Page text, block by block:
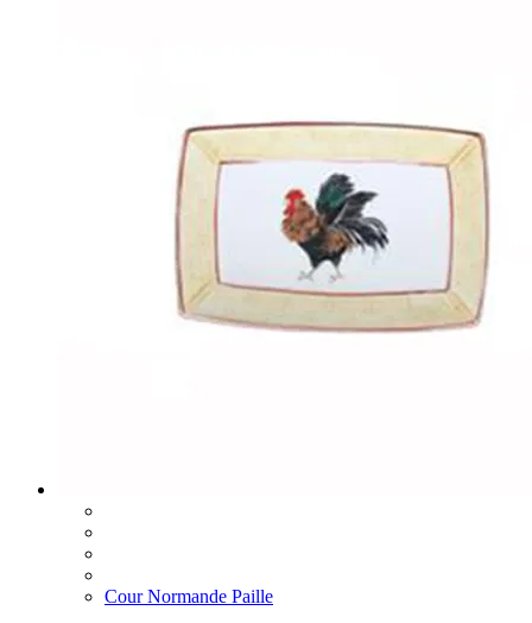
Cour Normande Paille